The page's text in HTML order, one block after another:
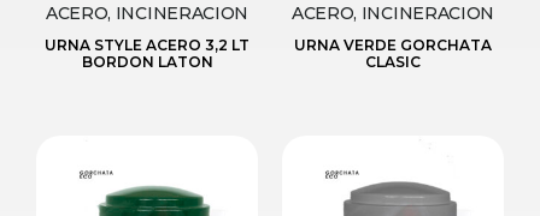
ACERO, INCINERACION
URNA STYLE ACERO 3,2 LT
BORDON LATON
ACERO, INCINERACION
URNA VERDE GORCHATA
CLASIC